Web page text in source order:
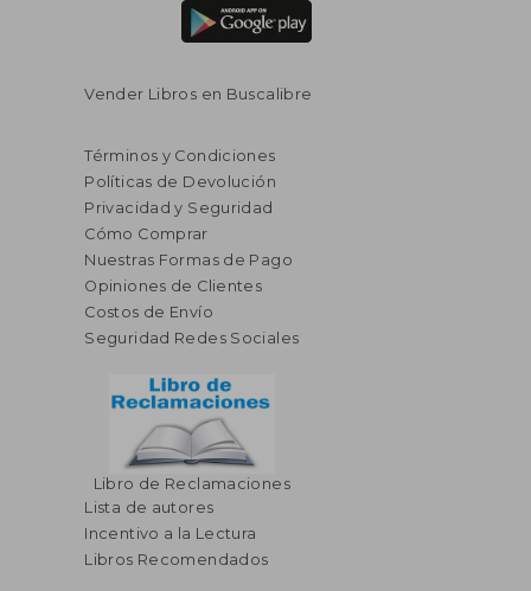
40%
dcto. $ 25.12
Vender Libros en Buscalibre
Términos y Condiciones
Políticas de Devolución
Privacidad y Seguridad
Cómo Comprar
Nuestras Formas de Pago
Opiniones de Clientes
Costos de Envío
Seguridad Redes Sociales
Libro de Reclamaciones
Lista de autores
Incentivo a la Lectura
Libros Recomendados